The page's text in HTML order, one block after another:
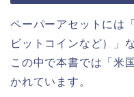
ペーパーアセットには
ビットコインなど）」
この中で本書では「米
かれています。